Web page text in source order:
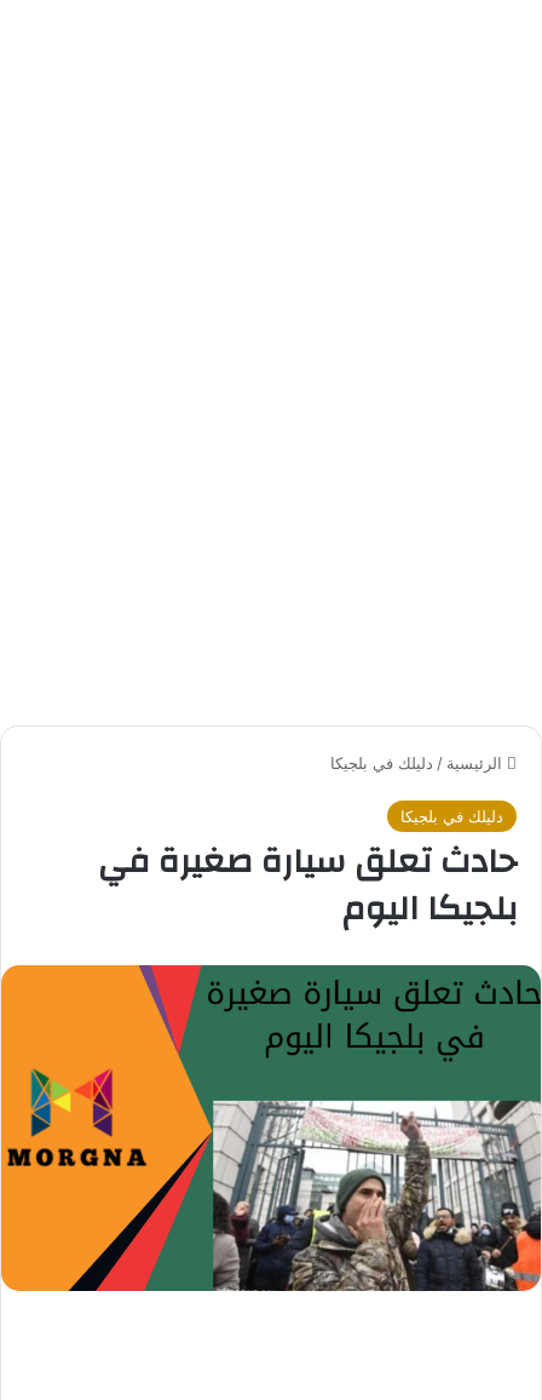
الرئيسية / دليلك في بلجيكا
دليلك في بلجيكا
حادث تعلق سيارة صغيرة في
بلجيكا اليوم